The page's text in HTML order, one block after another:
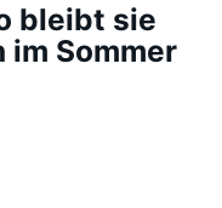
bleibt sie
Sommer